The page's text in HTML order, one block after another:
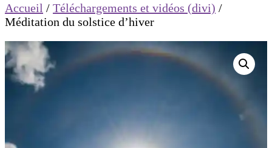
Accueil / Téléchargements et vidéos (divi) /
Méditation du solstice d’hiver